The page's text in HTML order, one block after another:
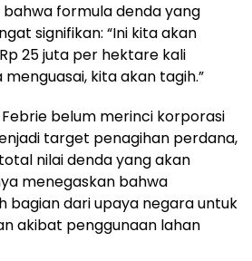
formula denda yang
signifikan: “Ini kita akan
25 juta per hektare kali
kita akan tagih.”
belum merinci korporasi
target penagihan perdana,
nilai denda yang akan
menegaskan bahwa
bagian dari upaya negara untuk
akibat penggunaan lahan